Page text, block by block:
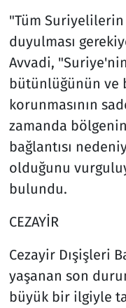
"Tüm Suriyelilerin
duyulması
Avvadi,
bütünlüğünün ve
korunmasının
zamanda
bağlantısı
olduğunu
bulundu.
CEZAYİR
Cezayir Dışişleri
yaşanan son
büyük bir ilgiyle